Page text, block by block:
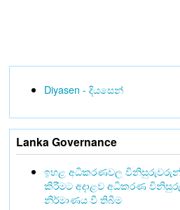
Diyasen - දියසෙන්
Lanka Governance
ඉහළ අධිකරණවල
කිරීමට අදාළව අධිකරණ
නිර්මාණය වී තිබීම